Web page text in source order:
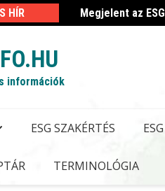
HÍR Megjelent az
információk
ESG SZAKÉRTÉS
TERMINOLÓGIA